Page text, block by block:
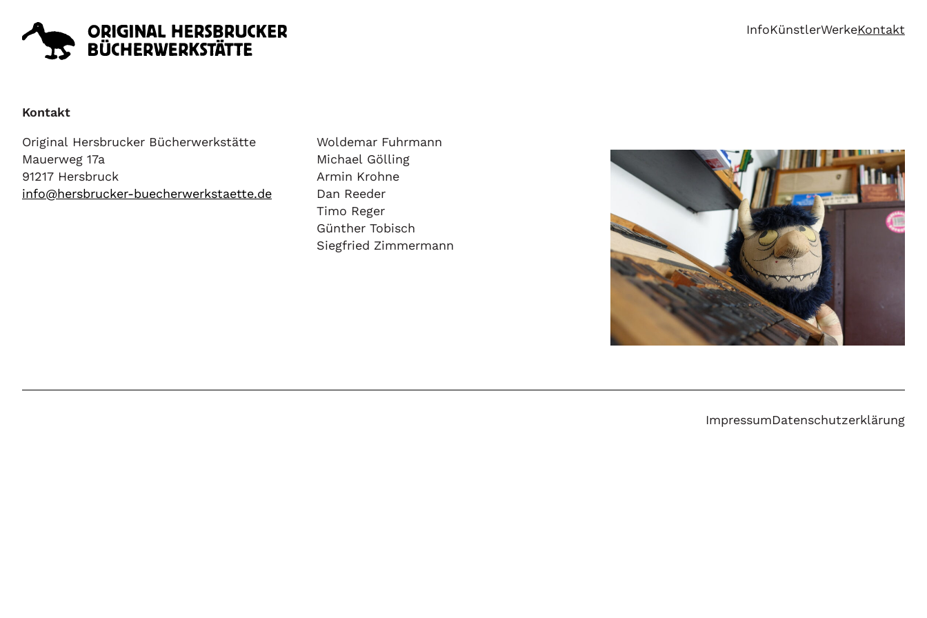
InfoKünstlerWerkeKontakt
Kontakt
Original Hersbrucker Bücherwerkstätte
Mauerweg 17a
91217 Hersbruck
info@hersbrucker-buecherwerkstaette.de
Woldemar Fuhrmann
Michael Gölling
Armin Krohne
Dan Reeder
Timo Reger
Günther Tobisch
Siegfried Zimmermann
ImpressumDatenschutzerklärung